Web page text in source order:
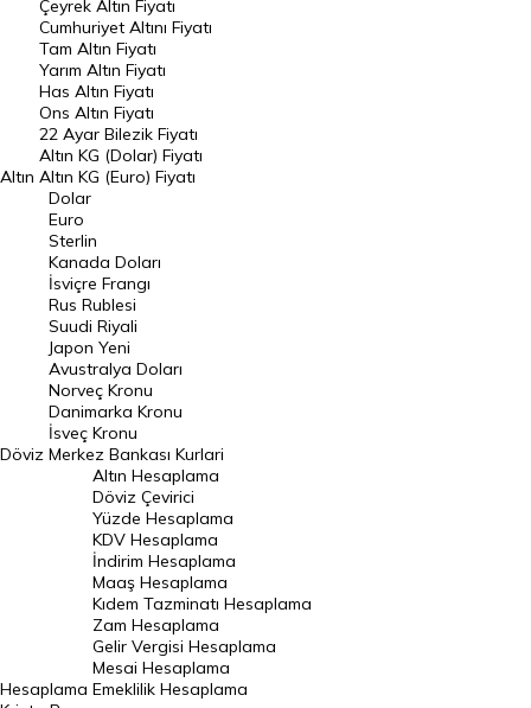
Endeksler
DÖVİZ
Döviz Kuru
Dolar Kuru
Euro Kuru
Pound Kuru
Frank Kuru
Riyal Kuru
Avustralya Doları
Danimarka Kronu Kuru
Kanada Doları Kuru
Norveç Kronu Kuru
İsveç Kronu Kuru
Japon Yeni Kuru
Serbest Piyasa Döviz Kurları
Merkez Bankası Döviz Kurları
Altın Fiyatları
Altın
Çeyrek Altın Fiyatı
Cumhuriyet Altını Fiyatı
Tam Altın Fiyatı
Yarım Altın Fiyatı
Has Altın Fiyatı
Ons Altın Fiyatı
22 Ayar Bilezik Fiyatı
Altın KG (Dolar) Fiyatı
Altın KG (Euro) Fiyatı
Döviz
Dolar
Euro
Sterlin
Kanada Doları
İsviçre Frangı
Rus Rublesi
Suudi Riyali
Japon Yeni
Avustralya Doları
Norveç Kronu
Danimarka Kronu
İsveç Kronu
Merkez Bankası Kurlari
Hesaplama
Altın Hesaplama
Döviz Çevirici
Yüzde Hesaplama
KDV Hesaplama
İndirim Hesaplama
Maaş Hesaplama
Kıdem Tazminatı Hesaplama
Zam Hesaplama
Gelir Vergisi Hesaplama
Mesai Hesaplama
Emeklilik Hesaplama